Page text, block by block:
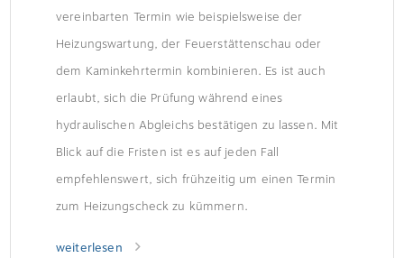
vereinbarten Termin wie beispielsweise der
Heizungswartung, der Feuerstättenschau oder
dem Kaminkehrtermin kombinieren. Es ist auch
erlaubt, sich die Prüfung während eines
hydraulischen Abgleichs bestätigen zu lassen. Mit
Blick auf die Fristen ist es auf jeden Fall
empfehlenswert, sich frühzeitig um einen Termin
zum Heizungscheck zu kümmern.
weiterlesen